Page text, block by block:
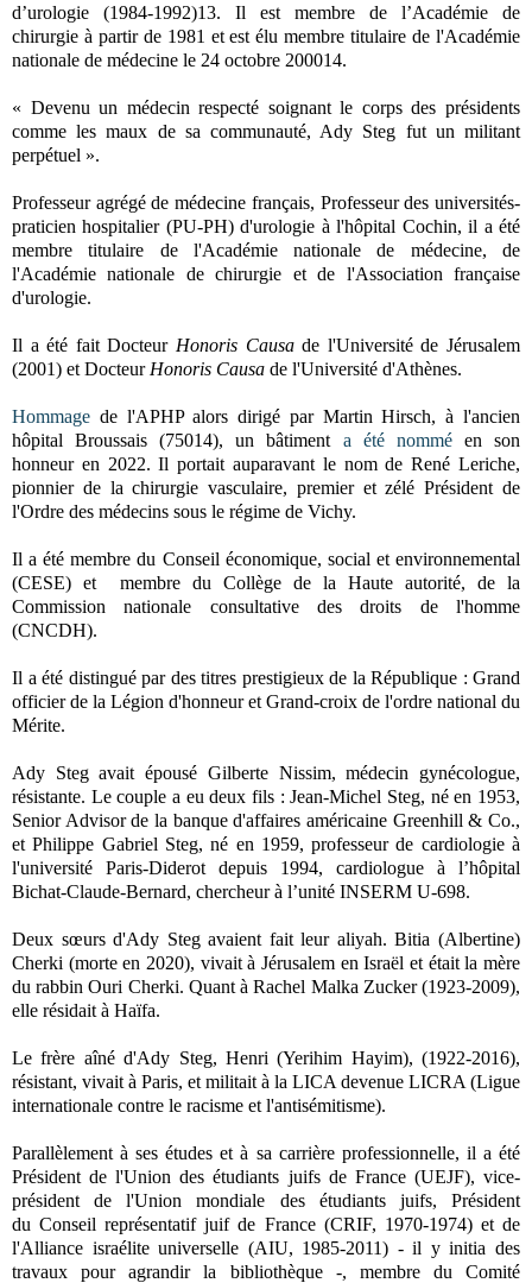
d’urologie (1984-1992)13. Il est membre de l’Académie de
chirurgie à partir de 1981 et est élu membre titulaire de l'Académie
nationale de médecine le 24 octobre 200014.
« Devenu un médecin respecté soignant le corps des présidents
comme les maux de sa communauté, Ady Steg fut un militant
perpétuel ».
Professeur agrégé de médecine français, Professeur des universités-
praticien hospitalier (PU-PH) d'urologie à l'hôpital Cochin, il a été
membre titulaire de l'Académie nationale de médecine, de
l'Académie nationale de chirurgie et de l'Association française
d'urologie.
Il a été fait Docteur Honoris Causade l'Université de Jérusalem
(2001) et Docteur Honoris Causa de l'Université d'Athènes.
Hommage de l'APHP alors dirigé par Martin Hirsch, à l'ancien
hôpital Broussais (75014), un bâtiment a été nomméen son
honneur en 2022. Il portait auparavant le nom de René Leriche,
pionnier de la chirurgie vasculaire, premier et zélé Président de
l'Ordre des médecins sous le régime de Vichy.
Il a été membre du Conseil économique, social et environnemental
(CESE) et membre du Collège de la Haute autorité, de la
Commission nationale consultative des droits de l'homme
(CNCDH).
Il a été distingué par des titres prestigieux de la République : Grand
officier de la Légion d'honneur et Grand-croix de l'ordre national du
Mérite.
Ady Steg avait épousé Gilberte Nissim, médecin gynécologue,
résistante. Le couple a eu deux fils : Jean-Michel Steg, né en 1953,
Senior Advisor de la banque d'affaires américaine Greenhill & Co.,
et Philippe Gabriel Steg, né en 1959, professeur de cardiologie à
l'université Paris-Diderot depuis 1994, cardiologue à l’hôpital
Bichat-Claude-Bernard, chercheur à l’unité INSERM U-698.
Deux sœurs d'Ady Steg avaient fait leur aliyah. Bitia (Albertine)
Cherki (morte en 2020), vivait à Jérusalem en Israël et était la mère
du rabbin Ouri Cherki. Quant à Rachel Malka Zucker (1923-2009),
elle résidait à Haïfa.
Le frère aîné d'Ady Steg, Henri (Yerihim Hayim), (1922-2016),
résistant, vivait à Paris, et militait à la LICA devenue LICRA (Ligue
internationale contre le racisme et l'antisémitisme).
Parallèlement à ses études et à sa carrière professionnelle, il a été
Président de l'Union des étudiants juifs de France (UEJF), vice-
président de l'Union mondiale des étudiants juifs, Président
duConseil représentatif juif de France (CRIF, 1970-1974) et de
l'Alliance israélite universelle (AIU, 1985-2011) - il y initia des
travaux pour agrandir la bibliothèque -, membre du Comité